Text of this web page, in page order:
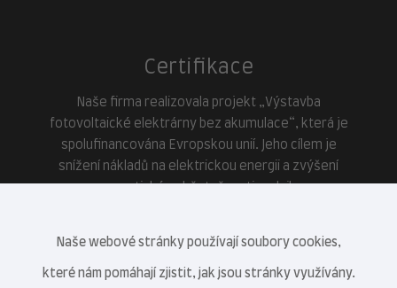
Certifikace
Naše firma realizovala projekt „Výstavba
fotovoltaické elektrárny bez akumulace“, která je
spolufinancována Evropskou unií. Jeho cílem je
snížení nákladů na elektrickou energii a zvýšení
Naše webové stránky používají soubory cookies,
které nám pomáhají zjistit, jak jsou stránky využívány.